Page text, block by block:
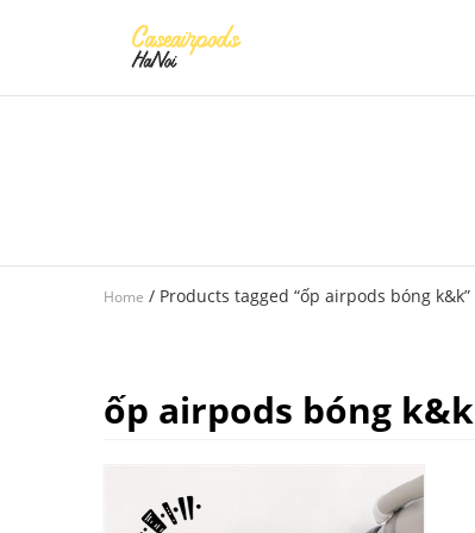
Home / Products tagged “ốp airpods bóng k&k”
ốp airpods bóng k&k